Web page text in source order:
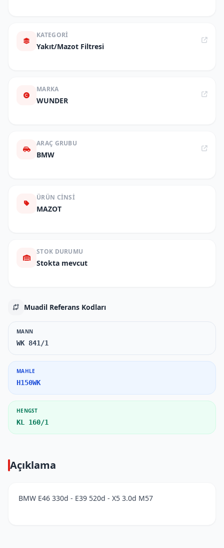
KATEGORI
Yakıt/Mazot Filtresi
MARKA
WUNDER
ARAÇ GRUBU
BMW
ÜRÜN CINSI
MAZOT
STOK DURUMU
Stokta mevcut
Muadil Referans Kodları
MANN
WK 841/1
MAHLE
H150WK
HENGST
KL 160/1
Açıklama
BMW E46 330d - E39 520d - X5 3.0d M57